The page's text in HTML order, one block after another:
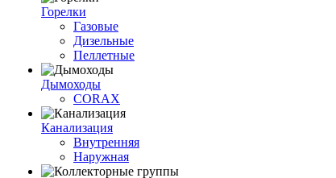
Горелки
Газовые
Дизельные
Пеллетные
Дымоходы
CORAX
Канализация
Внутренняя
Наружная